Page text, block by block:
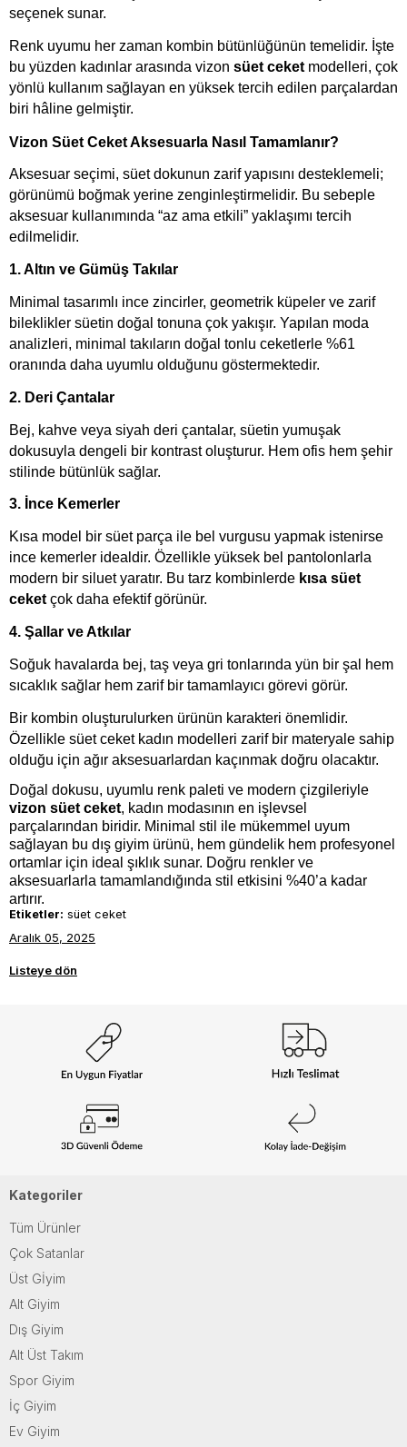
seçenek sunar.
Renk uyumu her zaman kombin bütünlüğünün temelidir. İşte
bu yüzden kadınlar arasında vizon süet ceket modelleri, çok
yönlü kullanım sağlayan en yüksek tercih edilen parçalardan
biri hâline gelmiştir.
Vizon Süet Ceket Aksesuarla Nasıl Tamamlanır?
Aksesuar seçimi, süet dokunun zarif yapısını desteklemeli;
görünümü boğmak yerine zenginleştirmelidir. Bu sebeple
aksesuar kullanımında “az ama etkili” yaklaşımı tercih
edilmelidir.
1. Altın ve Gümüş Takılar
Minimal tasarımlı ince zincirler, geometrik küpeler ve zarif
bileklikler süetin doğal tonuna çok yakışır. Yapılan moda
analizleri, minimal takıların doğal tonlu ceketlerle %61
oranında daha uyumlu olduğunu göstermektedir.
2. Deri Çantalar
Bej, kahve veya siyah deri çantalar, süetin yumuşak
dokusuyla dengeli bir kontrast oluşturur. Hem ofis hem şehir
stilinde bütünlük sağlar.
3. İnce Kemerler
Kısa model bir süet parça ile bel vurgusu yapmak istenirse
ince kemerler idealdir. Özellikle yüksek bel pantolonlarla
modern bir siluet yaratır. Bu tarz kombinlerde kısa süet
ceket çok daha efektif görünür.
4. Şallar ve Atkılar
Soğuk havalarda bej, taş veya gri tonlarında yün bir şal hem
sıcaklık sağlar hem zarif bir tamamlayıcı görevi görür.
Bir kombin oluşturulurken ürünün karakteri önemlidir.
Özellikle süet ceket kadın modelleri zarif bir materyale sahip
olduğu için ağır aksesuarlardan kaçınmak doğru olacaktır.
vizon süet ceket, kadın modasının en işlevsel
parçalarından biridir. Minimal stil ile mükemmel uyum
sağlayan bu dış giyim ürünü, hem gündelik hem profesyonel
ortamlar için ideal şıklık sunar. Doğru renkler ve
aksesuarlarla tamamlandığında stil etkisini %40’a kadar
artırır.
Etiketler: süet ceket
Aralık 05, 2025
Listeye dön
Kategoriler
Tüm Ürünler
Çok Satanlar
Üst Gİyim
Alt Giyim
Dış Giyim
Alt Üst Takım
Spor Giyim
İç Giyim
Ev Giyim